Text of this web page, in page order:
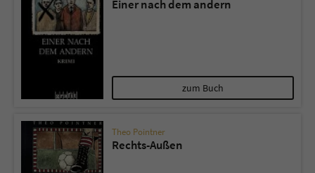
Einer nach dem andern
zum Buch
Theo Pointner
Rechts-Außen